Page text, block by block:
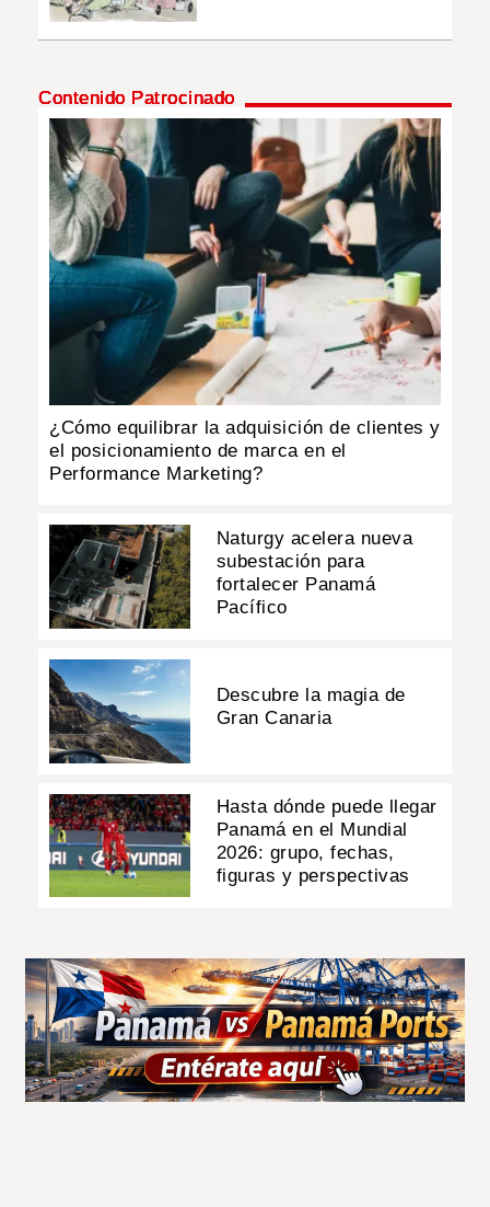
Contenido Patrocinado
¿Cómo equilibrar la adquisición de clientes y
el posicionamiento de marca en el
Performance Marketing?
Naturgy acelera nueva
subestación para
fortalecer Panamá
Pacífico
Descubre la magia de
Gran Canaria
Hasta dónde puede llegar
Panamá en el Mundial
2026: grupo, fechas,
figuras y perspectivas